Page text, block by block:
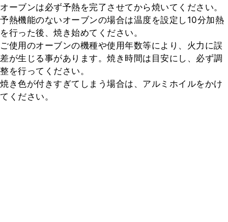
オーブンは必ず予熱を完了させてから焼いてください。
予熱機能のないオーブンの場合は温度を設定し10分加熱
を行った後、焼き始めてください。
ご使用のオーブンの機種や使用年数等により、火力に誤
差が生じる事があります。焼き時間は目安にし、必ず調
整を行ってください。
焼き色が付きすぎてしまう場合は、アルミホイルをかけ
てください。